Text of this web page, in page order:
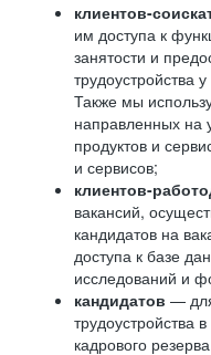
клиентов-
им доступа к
занятости и
трудоустройства
Также мы
направленных на
продуктов и
и сервисов;
клиентов-
вакансий,
кандидатов на
доступа к базе
исследований и
кандидатов —
трудоустройства
кадрового